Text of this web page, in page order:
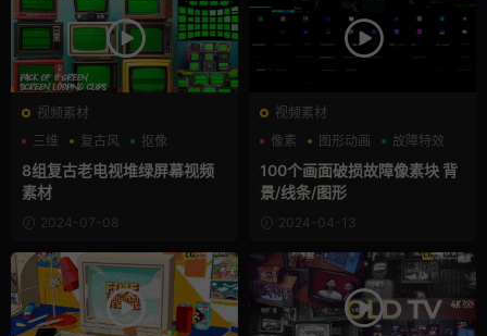
视频素材
三维
复古风 抠像
8组复古老电视堆绿屏幕视频
素材
2024-07-08
视频素材
像素
图形动画 故障特效
100个画面破损故障像素块 背
景/线条/图形
2024-04-13